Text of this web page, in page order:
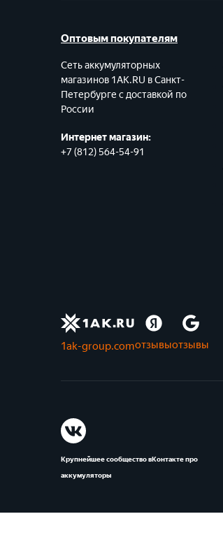
Оптовым покупателям
Сеть аккумуляторных
магазинов 1AK.RU в Санкт-
Петербурге с доставкой по
России
Интернет магазин:
+7 (812) 564-54-91
1ak-group.comотзывыотзывы
Крупнейшее сообщество вКонтакте про
аккумуляторы